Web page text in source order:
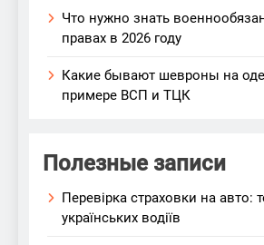
Что нужно знать
правах в 2026 году
Какие бывают шевроны на
примере ВСП и ТЦК
Полезные записи
Перевірка страховки на авто:
українських водіїв